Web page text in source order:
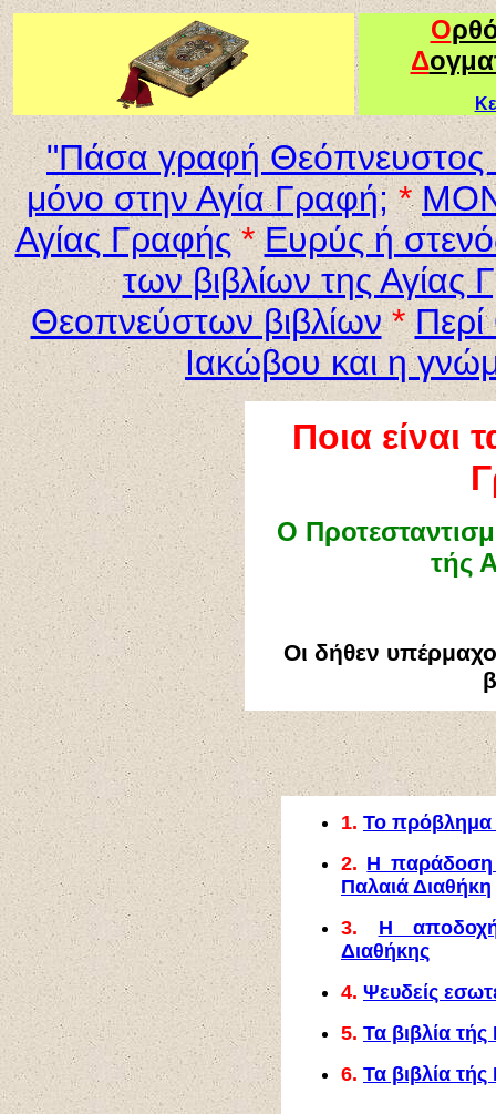
Ο
Δ
"Πάσα γραφή Θεόπνευστος
μόνο στην Αγία Γραφή; *
Αγίας Γραφής * Ευρύς ή
των βιβλίων της Αγίας
Θεοπνεύστων βιβλίων *
Ιακώβου και η
Ποιαείναι
Ο
τής
Οι δήθεν
1. Το πρόβλημα
2. Η παράδοση
Παλαιά Διαθήκη
3. Η
Διαθήκης
4. Ψευδείς
5. Τα βιβλία
6. Τα βιβλία